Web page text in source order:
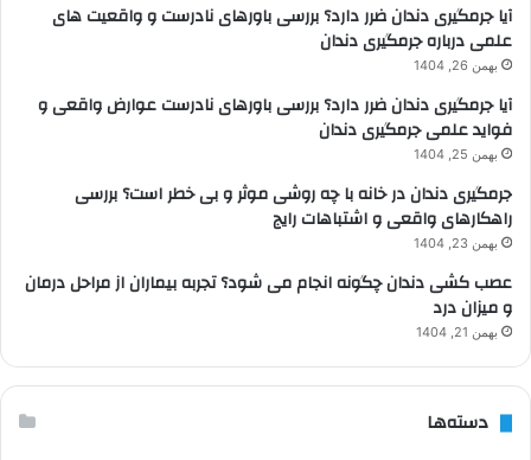
آیا جرمگیری دندان ضرر دارد؟ بررسی باورهای نادرست و واقعیت های
علمی درباره جرمگیری دندان
بهمن 26, 1404
آیا جرمگیری دندان ضرر دارد؟ بررسی باورهای نادرست عوارض واقعی و
فواید علمی جرمگیری دندان
بهمن 25, 1404
جرمگیری دندان در خانه با چه روشی موثر و بی خطر است؟ بررسی
راهکارهای واقعی و اشتباهات رایج
بهمن 23, 1404
عصب کشی دندان چگونه انجام می شود؟ تجربه بیماران از مراحل درمان
و میزان درد
بهمن 21, 1404
دسته‌ها